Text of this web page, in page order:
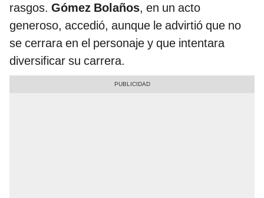
rasgos. Gómez Bolaños, en un acto
generoso, accedió, aunque le advirtió que no
se cerrara en el personaje y que intentara
diversificar su carrera.